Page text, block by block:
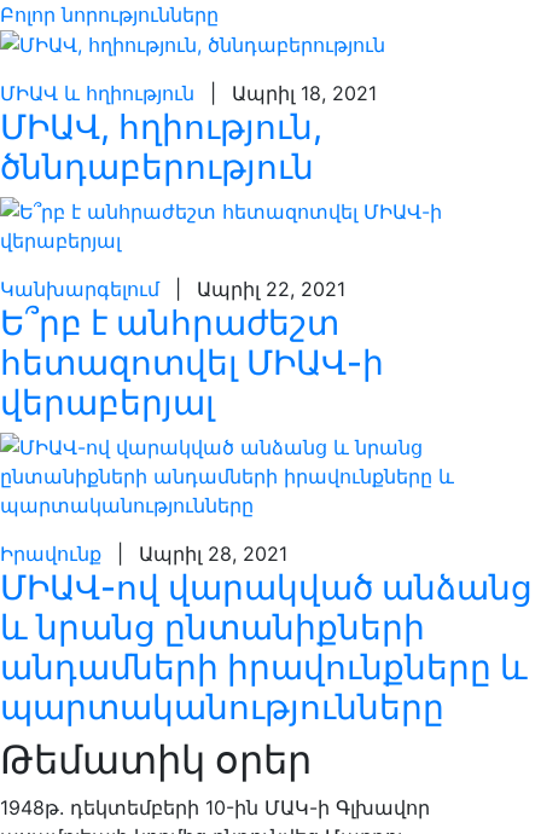
Բոլոր նորությունները
ՄԻԱՎ և հղիություն | Ապրիլ 18, 2021
ՄԻԱՎ, հղիություն,
ծննդաբերություն
Կանխարգելում| Ապրիլ 22, 2021
Ե՞րբ է անհրաժեշտ
հետազոտվել ՄԻԱՎ-ի
վերաբերյալ
Իրավունք | Ապրիլ 28, 2021
ՄԻԱՎ-ով վարակված անձանց
և նրանց ընտանիքների
անդամների իրավունքները և
պարտականությունները
Թեմատիկ օրեր
1948թ. դեկտեմբերի 10-ին ՄԱԿ-ի Գլխավոր